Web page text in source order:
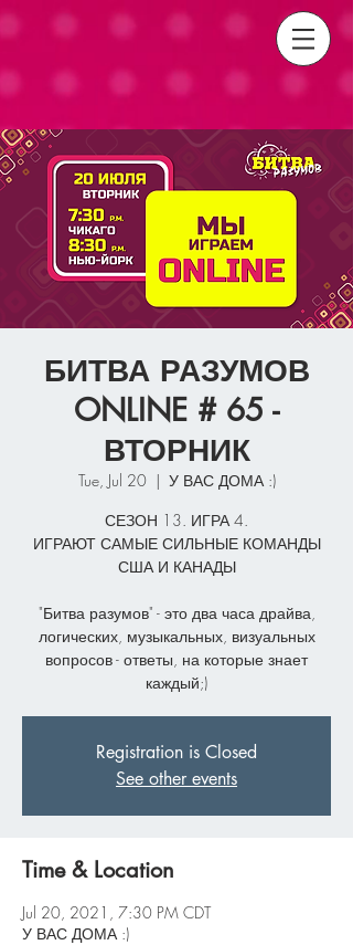
БИТВА РАЗУМОВ
ONLINE # 65 -
ВТОРНИК
Tue, Jul 20
  |
У ВАС ДОМА :)
СЕЗОН 13. ИГРА 4.
ИГРАЮТ САМЫЕ СИЛЬНЫЕ КОМАНДЫ
США И КАНАДЫ
"Битва разумов" - это два часа драйва,
логических, музыкальных, визуальных
вопросов - ответы, на которые знает
каждый;)
Registration is Closed
See other events
Time & Location
Jul 20, 2021, 7:30 PM CDT
У ВАС ДОМА :)